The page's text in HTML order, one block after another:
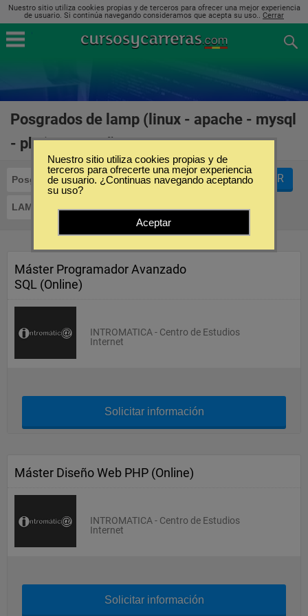
Nuestro sitio utiliza cookies propias y de terceros para ofrecer una mejor experiencia
de usuario. Si continúa navegando consideramos que acepta su uso.. Cerrar
Posgrados de lamp (linux - apache - mysql
- php) en España
Posgrados
LAMP (Linux - Apache - MySQL - PHP)
FILTRAR
Máster Programador Avanzado
SQL (Online)
INTROMATICA - Centro de Estudios
Internet
Solicitar información
Máster Diseño Web PHP (Online)
INTROMATICA - Centro de Estudios
Internet
Solicitar información
Nuestro sitio utiliza cookies propias y de
terceros para ofrecerte una mejor experiencia
de usuario. ¿Continuas navegando aceptando
su uso?
Aceptar